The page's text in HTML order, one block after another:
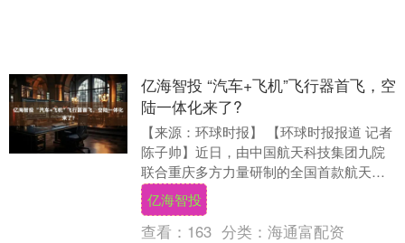
亿海智投 “汽车+飞机”飞行器首飞，空
陆一体化来了?
【来源：环球时报】 【环球时报报道 记者
陈子帅】近日，由中国航天科技集团九院
联合重庆多方力量研制的全国首款航天造
电动垂直起降飞行器（eVTOL），在重庆
永川大....
亿海智投
查看： 163 分类： 海通富配资